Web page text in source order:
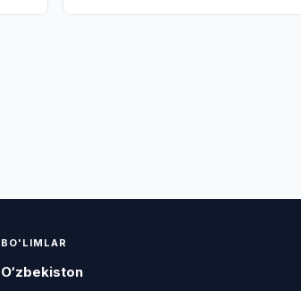
BO'LIMLAR
O‘zbekiston